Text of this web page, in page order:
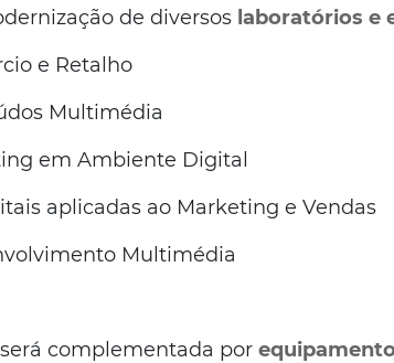
de diversos laboratórios e
e Retalho
Multimédia
em Ambiente Digital
aplicadas ao Marketing e Vendas
Multimédia
será complementada por